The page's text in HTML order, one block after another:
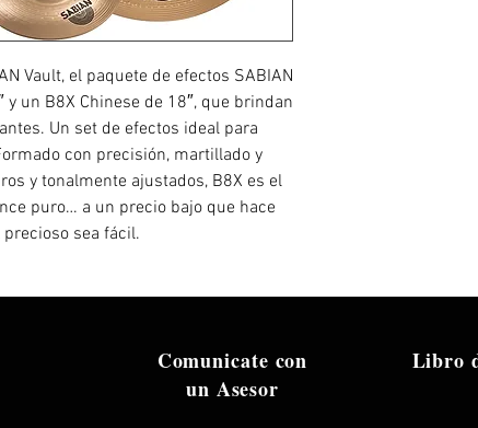
Vault, el paquete de efectos SABIAN
un B8X Chinese de 18″, que brindan
Un set de efectos ideal para
con precisión, martillado y
y tonalmente ajustados, B8X es el
puro… a un precio bajo que hace
sea fácil.
Comunicate con
un Asesor
Libro